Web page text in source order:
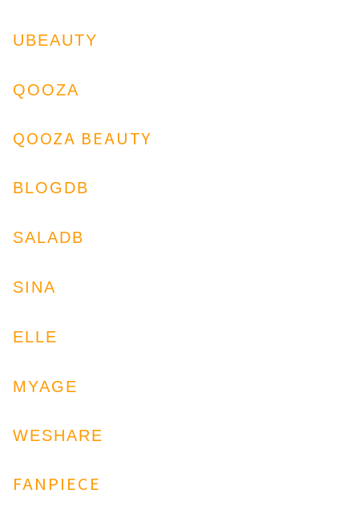
UBEAUTY
QOOZA
QOOZA BEAUTY
BLOGDB
SALADB
SINA
ELLE
MYAGE
WESHARE
FANPIECE